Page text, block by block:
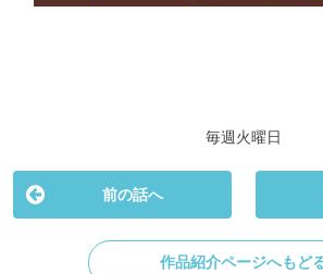
毎週火曜日
前の話へ
作品紹介ページへもど